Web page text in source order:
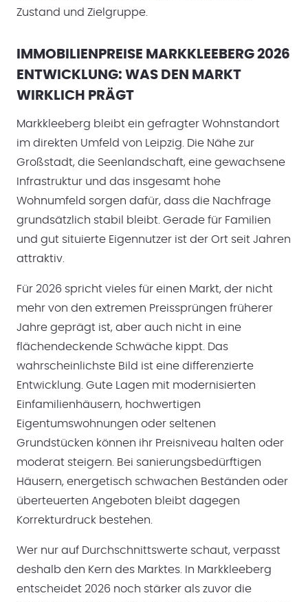
Zustand und Zielgruppe.
IMMOBILIENPREISE MARKKLEEBERG 2026
ENTWICKLUNG: WAS DEN MARKT
WIRKLICH PRÄGT
Markkleeberg bleibt ein gefragter Wohnstandort
im direkten Umfeld von Leipzig. Die Nähe zur
Großstadt, die Seenlandschaft, eine gewachsene
Infrastruktur und das insgesamt hohe
Wohnumfeld sorgen dafür, dass die Nachfrage
grundsätzlich stabil bleibt. Gerade für Familien
und gut situierte Eigennutzer ist der Ort seit Jahren
attraktiv.
Für 2026 spricht vieles für einen Markt, der nicht
mehr von den extremen Preissprüngen früherer
Jahre geprägt ist, aber auch nicht in eine
flächendeckende Schwäche kippt. Das
wahrscheinlichste Bild ist eine differenzierte
Entwicklung. Gute Lagen mit modernisierten
Einfamilienhäusern, hochwertigen
Eigentumswohnungen oder seltenen
Grundstücken können ihr Preisniveau halten oder
moderat steigern. Bei sanierungsbedürftigen
Häusern, energetisch schwachen Beständen oder
überteuerten Angeboten bleibt dagegen
Korrekturdruck bestehen.
Wer nur auf Durchschnittswerte schaut, verpasst
deshalb den Kern des Marktes. In Markkleeberg
entscheidet 2026 noch stärker als zuvor die